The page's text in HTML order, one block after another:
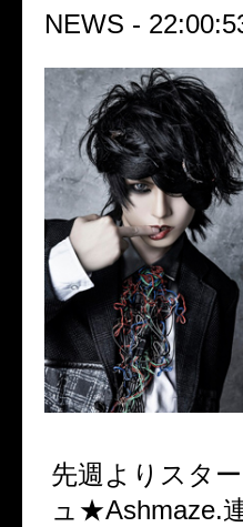
NEWS -
先週よりスタ
ュ★Ashmaze.